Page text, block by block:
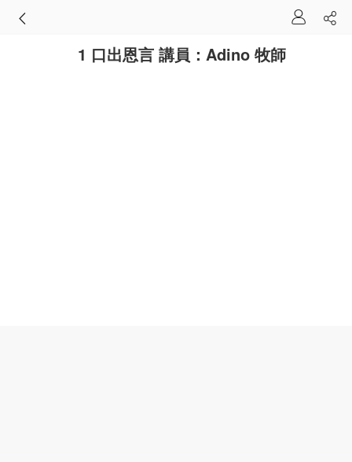
1 口出恩言 講員：Adino 牧師